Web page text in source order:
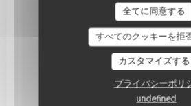
全てに同意する
すべてのクッキーを拒
カスタマイズする
プライバシーポリ
undefined
営業時間
12:00 - 13:45
Keating Steak and